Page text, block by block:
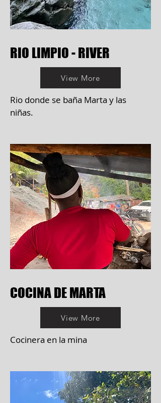
RIO LIMPIO - RIVER
View More
Rio donde se baña Marta y las
niñas.
COCINA DE MARTA
View More
Cocinera en la mina